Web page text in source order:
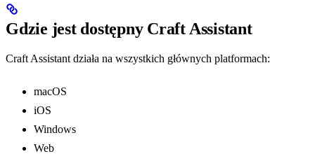
Gdzie jest dostępny Craft Assistant
Craft Assistant działa na wszystkich głównych platformach:
macOS
iOS
Windows
Web